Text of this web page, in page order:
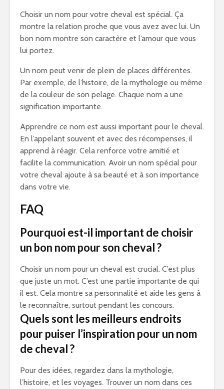
Choisir un nom pour votre cheval est spécial. Ça
montre la relation proche que vous avez avec lui. Un
bon nom montre son caractère et l’amour que vous
lui portez.
Un nom peut venir de plein de places différentes.
Par exemple, de l’histoire, de la mythologie ou même
de la couleur de son pelage. Chaque nom a une
signification importante.
Apprendre ce nom est aussi important pour le cheval.
En l’appelant souvent et avec des récompenses, il
apprend à réagir. Cela renforce votre amitié et
facilite la communication. Avoir un nom spécial pour
votre cheval ajoute à sa beauté et à son importance
dans votre vie.
FAQ
Pourquoi est-il important de choisir
un bon nom pour son cheval ?
Choisir un nom pour un cheval est crucial. C’est plus
que juste un mot. C’est une partie importante de qui
il est. Cela montre sa personnalité et aide les gens à
le reconnaître, surtout pendant les concours.
Quels sont les meilleurs endroits
pour puiser l’inspiration pour un nom
de cheval ?
Pour des idées, regardez dans la mythologie,
l’histoire, et les voyages. Trouver un nom dans ces